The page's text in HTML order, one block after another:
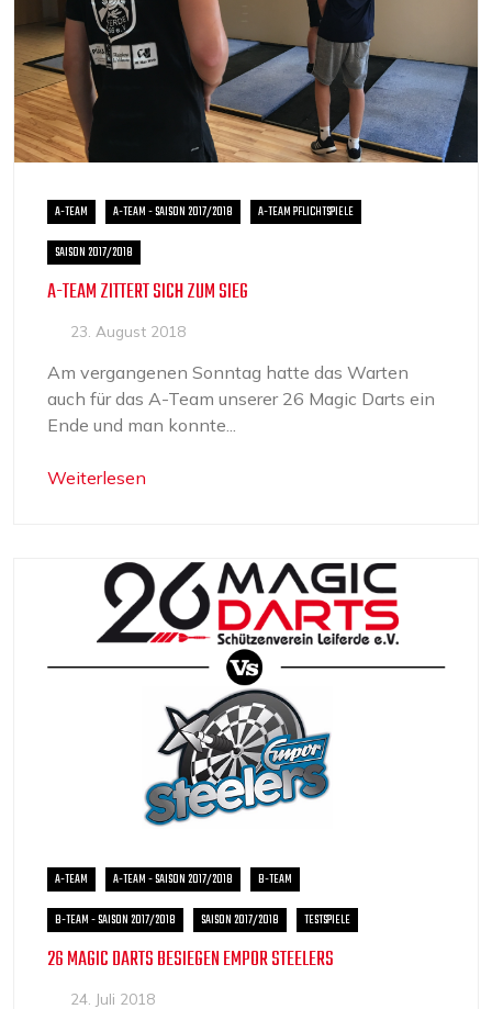
A-TEAM A-TEAM - SAISON 2017/2018 A-TEAM PFLICHTSPIELE
SAISON 2017/2018
A-TEAM ZITTERT SICH ZUM SIEG
23. August 2018
Am vergangenen Sonntag hatte das Warten
auch für das A-Team unserer 26 Magic Darts ein
Ende und man konnte...
Weiterlesen
A-TEAM A-TEAM - SAISON 2017/2018 B-TEAM
B-TEAM - SAISON 2017/2018 SAISON 2017/2018 TESTSPIELE
26 MAGIC DARTS BESIEGEN EMPOR STEELERS
24. Juli 2018